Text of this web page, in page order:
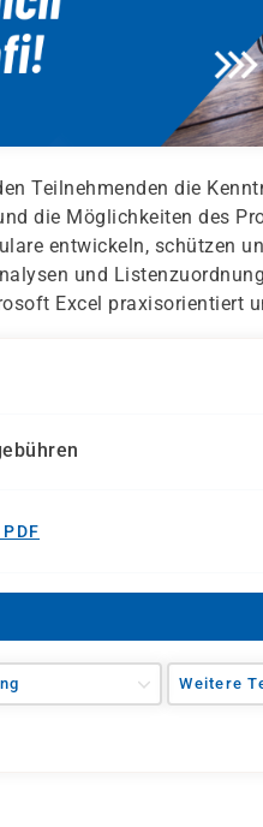
Teilnehmenden die
die Möglichkeiten des
entwickeln, schützen
und
Excel praxisorientiert
Weitere